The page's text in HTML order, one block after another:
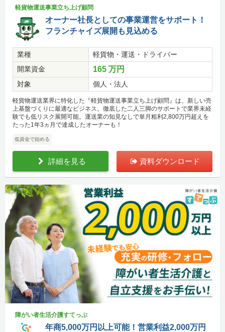
軽貨物運送事業立ち上げ顧問
オーナー社長としての事業運営をサポート！
フランチャイズ展開も見込める
業種
軽貨物・運送・ドライバー
開業資金
165 万円
対象 個人・法人
軽貨物運送業界に特化した『軽貨物運送事業立ち上げ顧問』は、新しい売
上基盤づくりに最適なビジネス。徹底した二人三脚のサポートで業界未経
験でも低リスク展開可能。運送業の知見なしで単月粗利2,800万円超えを
たった1年3ヵ月で達成したオーナーも！
低資金で始める
詳細を見る 資料ダウンロード
障がい者生活介護すてっぷ
年商5,000万円以上可能！営業利益2,000万円